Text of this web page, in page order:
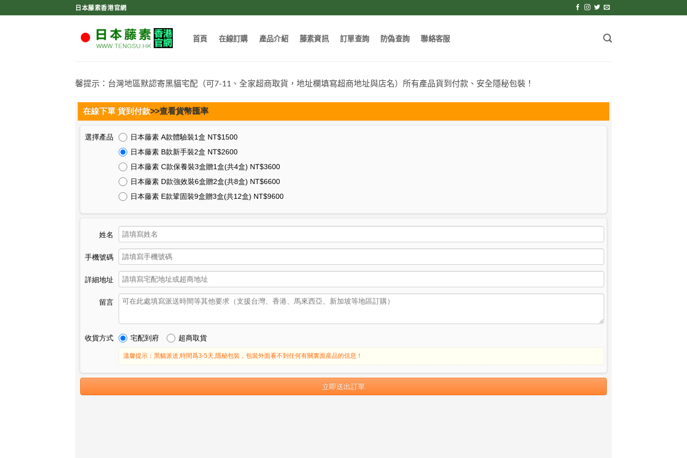
to
日本藤素香港官網
首頁 在線訂購 產品介紹 藤素資訊 訂單查詢 防偽查詢 聯絡客服
馨提示：台灣地區默認寄黑貓宅配（可7-11、全家超商取貨，地址欄填寫超商地址與店名）所有產品貨到付款、安全隱秘包裝！